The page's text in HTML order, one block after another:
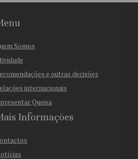
Somos
e outras decisões
internacionais
Queixa
Informações